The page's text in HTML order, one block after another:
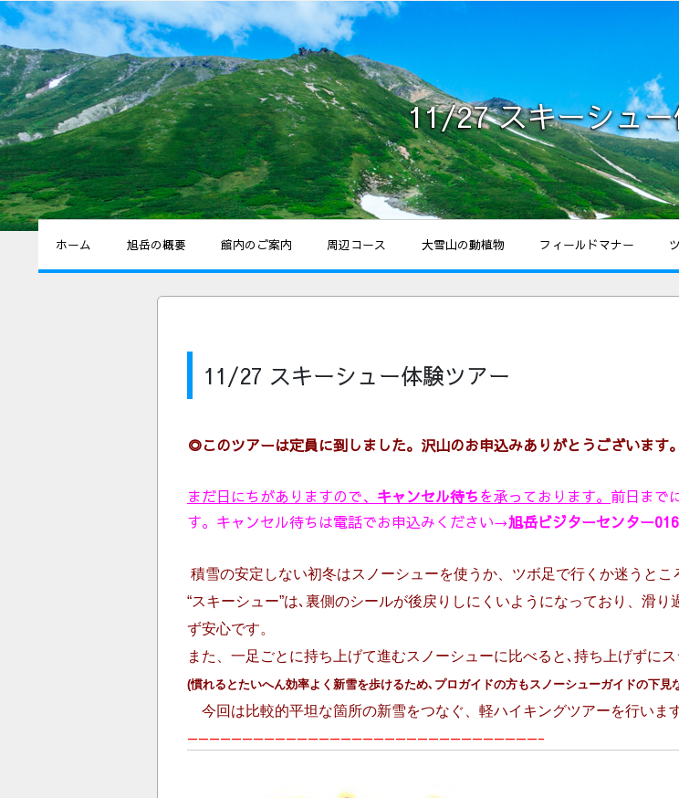
11/27 スキーシュ
ホーム 旭岳の概要 館内のご案内 周辺コース 大雪山の動植物 フィールドマナー
11/27 スキーシュー体験ツアー
◎このツアーは定員に到しました。沢山のお申込みありがとうございます
まだ日にちがありますので、 キャンセル待ちを承っております。 前日まで
す。キャンセル待ちは電話でお申込みください→旭岳ビジターセンター
積雪の安定しない初冬はスノーシューを使うか、ツボ足で行くか迷うとこ
“スキーシュー”は､裏側のシールが後戻りしにくいようになっており、滑
ず安心です。
また、一足ごとに持ち上げて進むスノーシューに比べると､持ち上げずに
(慣れるとたいへん効率よく新雪を歩けるため､プロガイドの方もスノーシューガイドの下見
今回は比較的平坦な箇所の新雪をつなぐ、軽ハイキング
————————————————————————————————-